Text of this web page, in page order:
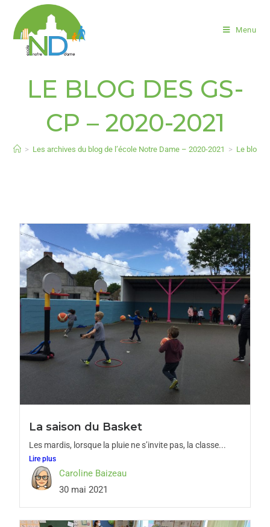
Menu
LE BLOG DES GS-
CP – 2020-2021
> Les archives du blog de l’école Notre Dame – 2020-2021 > Le blog
La saison du Basket
Les mardis, lorsque la pluie ne s’invite pas, la classe...
Lire plus
Caroline Baizeau
30 mai 2021